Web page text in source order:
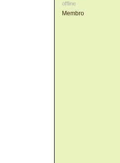
offline
Membro